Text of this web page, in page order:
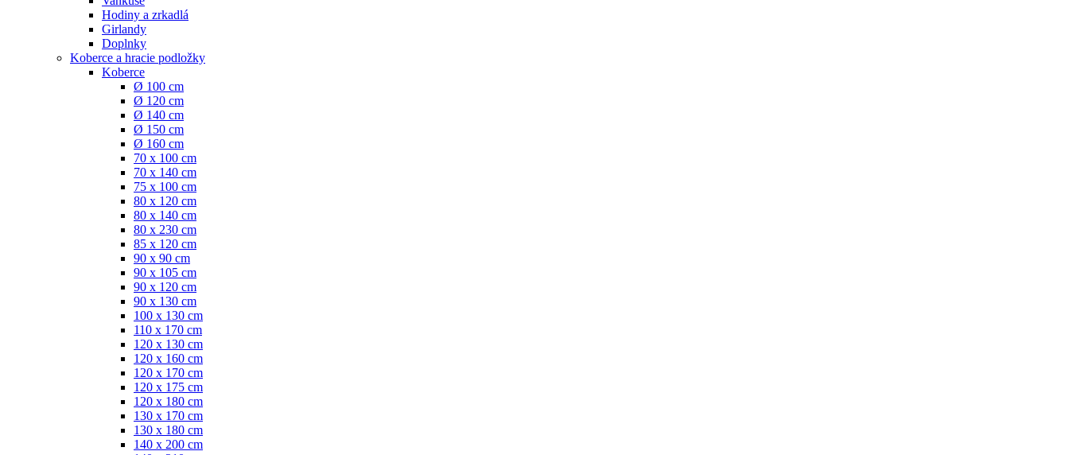
Hodiny a zrkadlá
Girlandy
Doplnky
Koberce a hracie podložky
Koberce
Ø 100 cm
Ø 120 cm
Ø 140 cm
Ø 150 cm
Ø 160 cm
70 x 100 cm
70 x 140 cm
75 x 100 cm
80 x 120 cm
80 x 140 cm
80 x 230 cm
85 x 120 cm
90 x 90 cm
90 x 105 cm
90 x 120 cm
90 x 130 cm
100 x 130 cm
110 x 170 cm
120 x 130 cm
120 x 160 cm
120 x 170 cm
120 x 175 cm
120 x 180 cm
130 x 170 cm
130 x 180 cm
140 x 200 cm